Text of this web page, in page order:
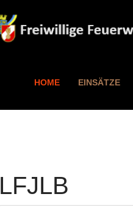
HOME EINSÄTZE
LFJLB